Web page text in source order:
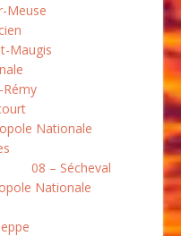
Meuse
Maugis
Nationale
08 – Sécheval
Nationale